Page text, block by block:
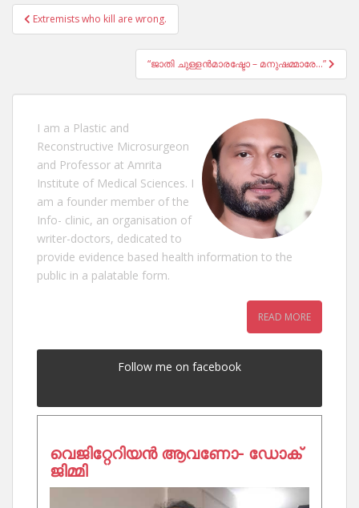
Post
navigation
Extremists who kill are wrong.
“ജാതി ചുള്ളൻമാരഷ്ടോ – മനുഷമ്മാരേ…”
I am a Plastic and
Reconstructive Microsurgeon
and Professor at Amrita
Institute of Medical Sciences. I
am a founder member of the
Info- clinic, an organisation of
writer-doctors, dedicated to
provide evidence based health information to the
public in a palatable form.
READ MORE
Follow me on facebook
വെജിറ്റേറിയൻ ആവണോ- ഡോക്
ജിമ്മി